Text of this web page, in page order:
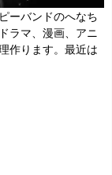
ーバンドのへなち
ラマ、漫画、アニ
作ります。最近は